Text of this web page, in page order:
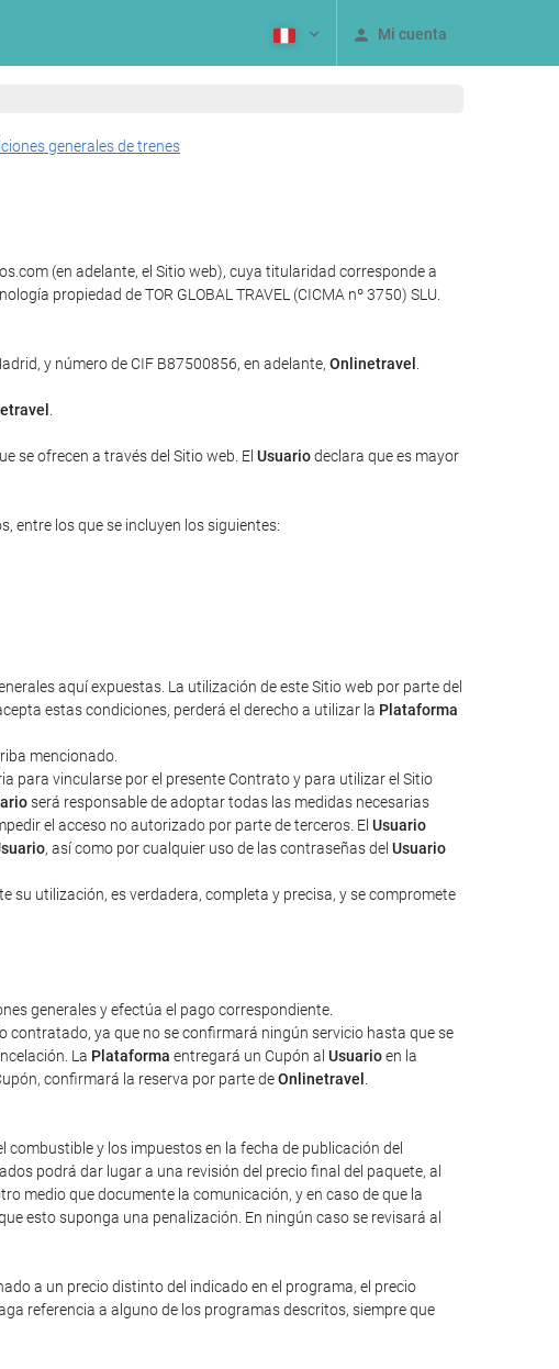
Mi cuenta
generales de trenes
(en adelante, el Sitio web), cuya titularidad corresponde a
propiedad de TOR GLOBAL TRAVEL (CICMA nº 3750) SLU.
y número de CIF B87500856, en adelante, Onlinetravel
se ofrecen a través del Sitio web. El Usuariodeclara que es mayor
entre los que se incluyen los siguientes:
aquí expuestas. La utilización de este Sitio web por parte del
estas condiciones, perderá el derecho a utilizar la Plataforma
mencionado.
para vincularse por el presente Contrato y para utilizar el Sitio
será responsable de adoptar todas las medidas necesarias
el acceso no autorizado por parte de terceros. El Usuario
, así como por cualquier uso de las contraseñas del Usuario
utilización, es verdadera, completa y precisa, y se compromete
generales y efectúa el pago correspondiente.
contratado, ya que no se confirmará ningún servicio hasta que se
La Plataforma entregará un Cupón al Usuarioen la
confirmará la reserva por parte deOnlinetravel
y los impuestos en la fecha de publicación del
podrá dar lugar a una revisión del precio final del paquete, al
medio que documente la comunicación, y en caso de que la
esto suponga una penalización. En ningún caso se revisará al
a un precio distinto del indicado en el programa, el precio
referencia a alguno de los programas descritos, siempre que